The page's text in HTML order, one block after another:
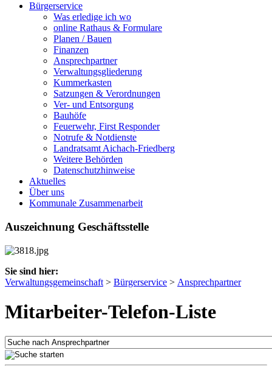
Bürgerservice
Was erledige ich wo
online Rathaus & Formulare
Planen / Bauen
Finanzen
Ansprechpartner
Verwaltungsgliederung
Kummerkasten
Satzungen & Verordnungen
Ver- und Entsorgung
Bauhöfe
Feuerwehr, First Responder
Notrufe & Notdienste
Landratsamt Aichach-Friedberg
Weitere Behörden
Datenschutzhinweise
Aktuelles
Über uns
Kommunale Zusammenarbeit
Auszeichnung Geschäftsstelle
Sie sind hier:
Verwaltungsgemeinschaft > Bürgerservice > Ansprechpartner
Mitarbeiter-Telefon-Liste